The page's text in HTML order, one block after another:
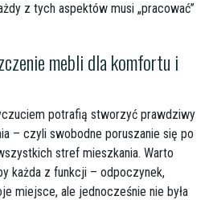
z tych aspektów musi „pracować”
mebli dla komfortu i
potrafią stworzyć prawdziwy
– czyli swobodne poruszanie się po
stref mieszkania. Warto
każda z funkcji – odpoczynek,
miejsce, ale jednocześnie nie była